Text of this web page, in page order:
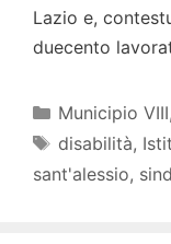
Lazio e,
duecento
Categorie
Municipio VIII,
Tag
disabilità,
sant'alessio,